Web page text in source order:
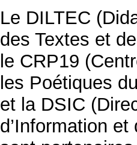
Le DILTEC
des Textes et
le CRP19
les Poétiques
et la DSIC
d’Information